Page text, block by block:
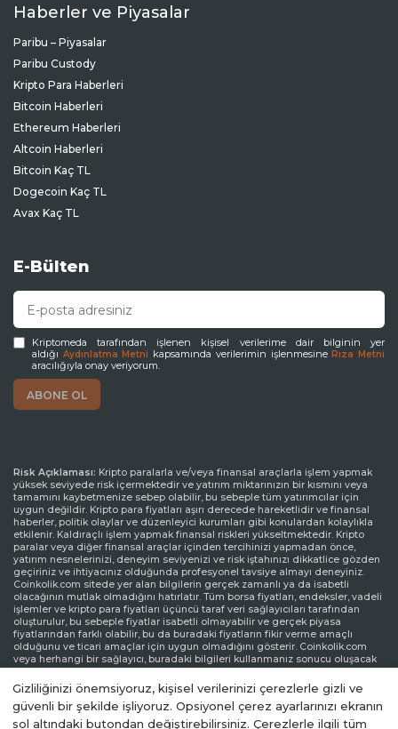
Haberler ve Piyasalar
Paribu – Piyasalar
Paribu Custody
Kripto Para Haberleri
Bitcoin Haberleri
Ethereum Haberleri
Altcoin Haberleri
Bitcoin Kaç TL
Dogecoin Kaç TL
Avax Kaç TL
E-Bülten
Kriptomeda tarafından işlenen kişisel verilerime dair bilginin yer
aldığı Aydınlatma Metni kapsamında verilerimin işlenmesineRıza Metni
aracılığıyla onay veriyorum.
Risk Açıklaması: Kripto paralarla ve/veya finansal araçlarla işlem yapmak
yüksek seviyede risk içermektedir ve yatırım miktarınızın bir kısmını veya
tamamını kaybetmenize sebep olabilir, bu sebeple tüm yatırımcılar için
uygun değildir. Kripto para fiyatları aşırı derecede hareketlidir ve finansal
haberler, politik olaylar ve düzenleyici kurumları gibi konulardan kolaylıkla
etkilenir. Kaldıraçlı işlem yapmak finansal riskleri yükseltmektedir. Kripto
paralar veya diğer finansal araçlar içinden tercihinizi yapmadan önce,
yatırım nesnelerinizi, deneyim seviyenizi ve risk iştahınızı dikkatlice gözden
geçiriniz ve ihtiyacınız olduğunda profesyonel tavsiye almayı deneyiniz.
Coinkolik.com sitede yer alan bilgilerin gerçek zamanlı ya da isabetli
olacağının mutlak olmadığını hatırlatır. Tüm borsa fiyatları, endeksler, vadeli
işlemler ve kripto para fiyatları üçüncü taraf veri sağlayıcıları tarafından
oluşturulur, bu sebeple fiyatlar isabetli olmayabilir ve gerçek piyasa
fiyatlarından farklı olabilir, bu da buradaki fiyatların fikir verme amaçlı
olduğunu ve ticari amaçlar için uygun olmadığını gösterir. Coinkolik.com
veya herhangi bir sağlayıcı, buradaki bilgileri kullanmanız sonucu oluşacak
olası kayıplarınızdan ötürü sorumluluk taşımamaktadır.
Sorumluluk Reddi Beyanı:
Coinkolik.com reklamlarla veya reklam verenlerle
etkileşiminize bağlı olarak internet sitesinde görüntülenen reklamlardan
gelir elde edebilir. Coinkolik.com’da yer alan reklamlar üçüncü parti reklam
Gizliliğinizi önemsiyoruz, kişisel verilerinizi çerezlerle gizli ve
güvenli bir şekilde işliyoruz. Opsiyonel çerez ayarlarınızı ekranın
sol altındaki butondan değiştirebilirsiniz. Çerezlerle ilgili tüm